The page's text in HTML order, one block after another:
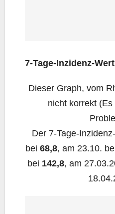
7‑Ta­ge-Inzi­denz-Wert
Die­ser Graph, vom
nicht kor­rekt
Der 7‑Ta­ge-
bei 68,8, am 23.10.
bei 142,8, am